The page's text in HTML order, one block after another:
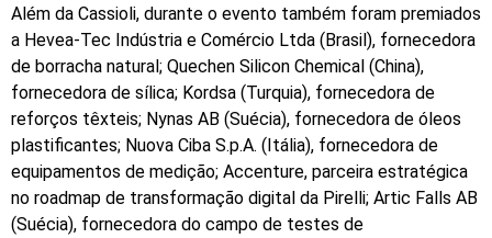
Além da Cassioli, durante o evento também foram premiados
a Hevea-Tec Indústria e Comércio Ltda (Brasil), fornecedora
de borracha natural; Quechen Silicon Chemical (China),
fornecedora de sílica; Kordsa (Turquia), fornecedora de
reforços têxteis; Nynas AB (Suécia), fornecedora de óleos
plastificantes; Nuova Ciba S.p.A. (Itália), fornecedora de
equipamentos de medição; Accenture, parceira estratégica
no roadmap de transformação digital da Pirelli; Artic Falls AB
(Suécia), fornecedora do campo de testes de